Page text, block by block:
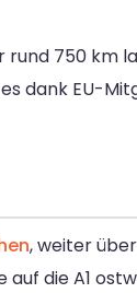
rund 750 km
dank EU-
, weiter
auf die A1